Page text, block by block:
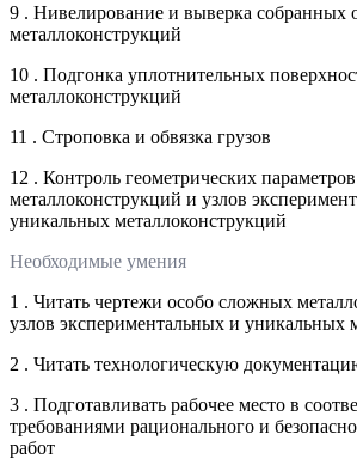
9 . Нивелирование и выверка собранных
металлоконструкций
10 . Подгонка уплотнительных
металлоконструкций
11 . Строповка и обвязка грузов
12 . Контроль геометрических
металлоконструкций и узлов
уникальных металлоконструкций
Необходимые умения
1 . Читать чертежи особо сложных
узлов экспериментальных и уникальных
2 . Читать технологическую
3 . Подготавливать рабочее место в
требованиями рационального и
работ